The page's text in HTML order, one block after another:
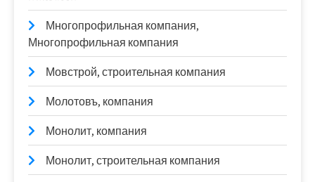
Многопрофильная компания,
Многопрофильная компания
Мовстрой, строительная компания
Молотовъ, компания
Монолит, компания
Монолит, строительная компания